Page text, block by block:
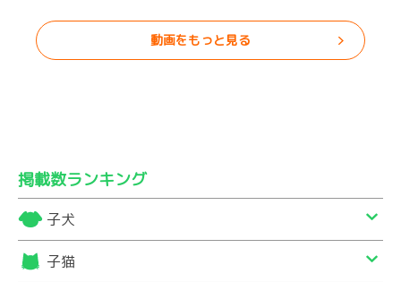
動画をもっと見る
掲載数ランキング
子犬
子猫